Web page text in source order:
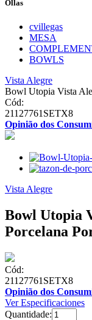
Ollas
cvillegas
MESA
BOWLS
Vista Alegre
Bowl Utopia Vista
Cód:
21127761SETX8
Opinião dos
Vista Alegre
Bowl Utopia
Porcelana
Cód:
21127761SETX8
Opinião dos
Ver Especificaciones
Quantidade: